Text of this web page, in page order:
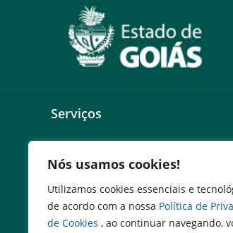
Nós usamos cookies!
Utilizamos cookies essenciais e
de acordo com a nossa Política de
de Cookies , ao continuar navegando,
Serviços
Expresso Aplicações
SEI Governadoria
Cadastro de Autoridades